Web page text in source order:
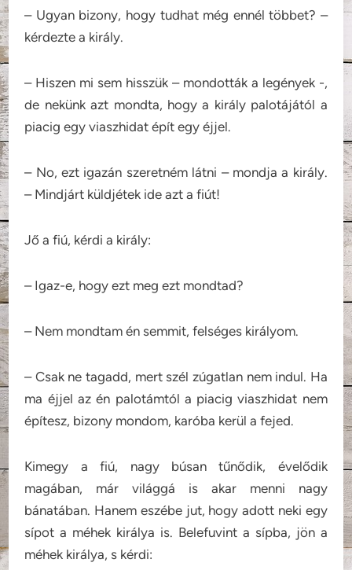
– Ugyan bizony, hogy tudhat még ennél többet? –
kérdezte a király.
– Hiszen mi sem hisszük – mondották a legények -,
de nekünk azt mondta, hogy a király palotájától a
piacig egy viaszhidat épít egy éjjel.
– No, ezt igazán szeretném látni – mondja a király.
– Mindjárt küldjétek ide azt a fiút!
Jő a fiú, kérdi a király:
– Igaz-e, hogy ezt meg ezt mondtad?
– Nem mondtam én semmit, felséges királyom.
– Csak ne tagadd, mert szél zúgatlan nem indul. Ha
ma éjjel az én palotámtól a piacig viaszhidat nem
építesz, bizony mondom, karóba kerül a fejed.
Kimegy a fiú, nagy búsan tűnődik, évelődik
magában, már világgá is akar menni nagy
bánatában. Hanem eszébe jut, hogy adott neki egy
sípot a méhek királya is. Belefuvint a sípba, jön a
méhek királya, s kérdi: